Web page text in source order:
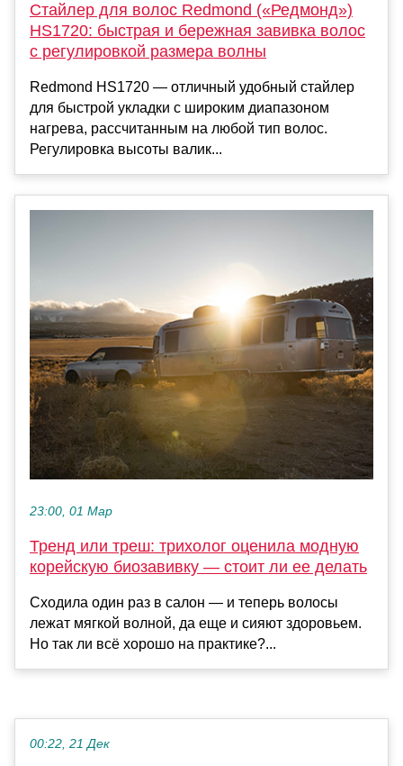
Стайлер для волос Redmond («Редмонд»)
HS1720: быстрая и бережная завивка волос
с регулировкой размера волны
Redmond HS1720 — отличный удобный стайлер
для быстрой укладки с широким диапазоном
нагрева, рассчитанным на любой тип волос.
Регулировка высоты валик...
23:00, 01 Мар
Тренд или треш: трихолог оценила модную
корейскую биозавивку — стоит ли ее делать
Сходила один раз в салон — и теперь волосы
лежат мягкой волной, да еще и сияют здоровьем.
Но так ли всё хорошо на практике?...
00:22, 21 Дек